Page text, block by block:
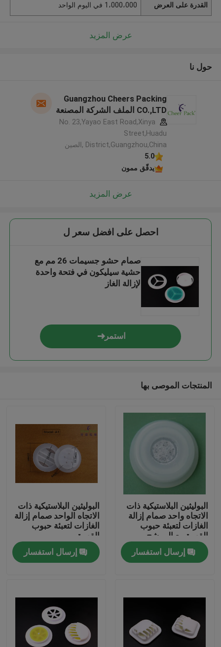
المنتجات
القدرة على العرض 1،000،000 في اليوم الواحد
عرض المزيد
حول نا
Guangzhou Cheers Packing
CO.,LTD الملف الشركة المصنعة
No. 23,Yayao East Road,Xinya
Street,Huadu
District,Guangzhou,China ,الصين
5.0
يدقّق ممون
عرض المزيد
احصل على افضل سعر ل
صمام حشو جسيمات 26 مم مع
حشية سيليكون في فتحة واحدة
لإزالة الغاز
استمر
المنتجات الموصى بها
البوليثين البلاستيكية ذات
الاتجاه واحد صمام إزالة
الغازات لتعبئة حبوب
القهوة مع المرشح
إرسال استفسار
البوليثين البلاستيكية ذات
الاتجاه الواحد صمام إزالة
الغازات لتعبئة حبوب
القهوة
إرسال استفسار